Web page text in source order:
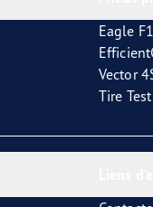
Eagle
Vector
Tire